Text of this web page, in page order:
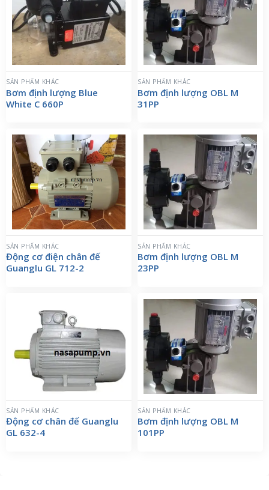
SẢN PHẨM KHÁC
Bơm định lượng Blue
White C 660P
SẢN PHẨM KHÁC
Bơm định lượng OBL M
31PP
SẢN PHẨM KHÁC
Động cơ điện chân đế
Guanglu GL 712-2
SẢN PHẨM KHÁC
Bơm định lượng OBL M
23PP
SẢN PHẨM KHÁC
Động cơ chân đế Guanglu
GL 632-4
SẢN PHẨM KHÁC
Bơm định lượng OBL M
101PP